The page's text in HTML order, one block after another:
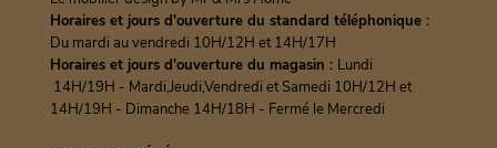
Horaires et jours d'ouverture du standard téléphonique :
Du mardi au vendredi 10H/12H et 14H/17H
Horaires et jours d'ouverture du magasin : Lundi
14H/19H - Mardi,Jeudi,Vendredi et Samedi 10H/12H et
14H/19H - Dimanche 14H/18H - Fermé le Mercredi